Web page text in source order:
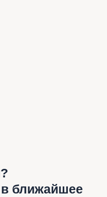
в ближайшее